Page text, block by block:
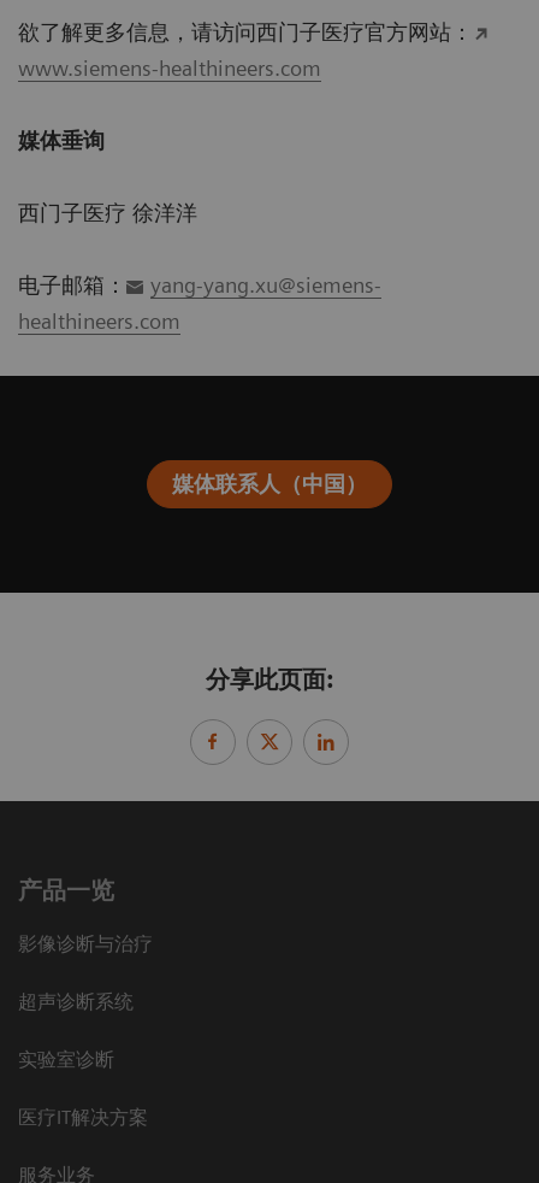
欲了解更多信息，请访问西门子医疗官方网站：
www.siemens-healthineers.com
媒体垂询
西门子医疗 徐洋洋
电子邮箱：
yang-yang.xu@siemens-
healthineers.com
媒体联系人（中国）
分享此页面:
产品一览
影像诊断与治疗
超声诊断系统
实验室诊断
医疗IT解决方案
服务业务